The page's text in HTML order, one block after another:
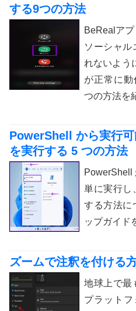
する9つの方法
BeRealア
ソーシャル
れないよう
が正常に
つの方法を
PowerShell から実行
を実行する 5 つの方法
PowerShell
単に実行し
する方法に
ップガイド
ズームで注釈を付ける
地球上で最
プラット